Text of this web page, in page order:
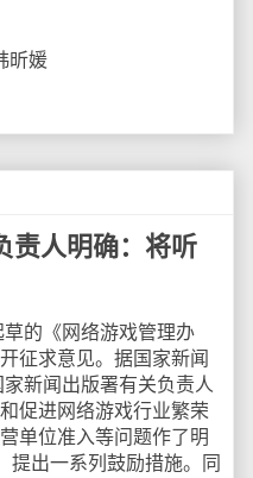
昕媛
责人明确：将听
的《网络游戏管理办
征求意见。据国家新闻
新闻出版署有关负责人
促进网络游戏行业繁荣
单位准入等问题作了明
提出一系列鼓励措施。同